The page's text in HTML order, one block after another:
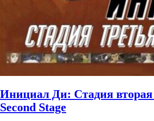
Инициал Ди: Стадия
Second Stage